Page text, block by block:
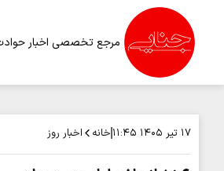
مرجع تخصصی اخبار
۱۷ تیر ۱۴۰۵ ۱۱:۴۵ خانه اخبار روز